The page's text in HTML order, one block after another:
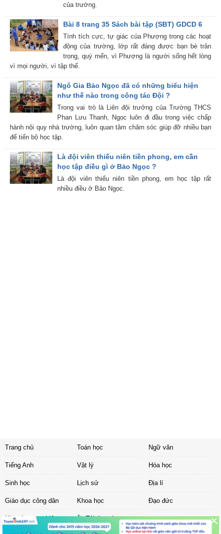
của trường.
Bài 8 trang 35 Sách bài tập (SBT) GDCD 6
Tính tích cực, tự giác của Phượng trong các hoạt
động của trường, lớp rất đáng được bạn bè trân
trọng, quý mến, vì Phượng là người sống hết lòng
vì mọi người, vì tập thể.
Ngô Gia Bảo Ngọc đã có những biểu hiện
như thế nào trong công tác Đội ?
Trong vai trò là Liên đội trưởng của Trường THCS
Phan Lưu Thanh, Ngọc luôn đi đầu trong việc chấp
hành nội quy nhà trường, luôn quan tâm chăm sóc giúp đỡ nhiều bạn
để tiến bộ học tập.
Là đội viên thiếu niên tiền phong, em cần
học tập điều gì ở Bảo Ngọc ?
Là đội viên thiếu niên tiền phong, em học tập rất
nhiều điều ở Bảo Ngọc.
Trang chủ Toán học Ngữ văn
Tiếng Anh Vật lý Hóa học
Sinh học Lịch sử Địa lí
Giáo dục công dân Khoa học Đạo đức
Khoa học tự nhiên Tải ứng dụng